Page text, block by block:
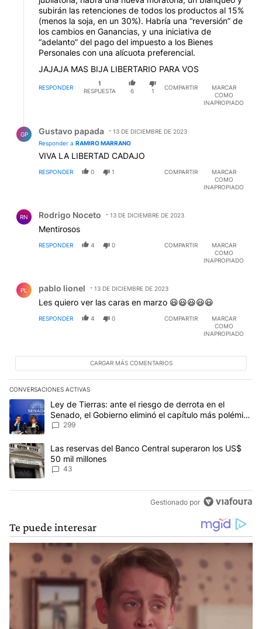
subirán las retenciones de todos los productos al 15%
(menos la soja, en un 30%). Habría una “reversión” de
los cambios en Ganancias, y una iniciativa de
“adelanto” del pago del impuesto a los Bienes
Personales con una alícuota preferencial.
JAJAJA MAS BIJA LIBERTARIO PARA VOS
RESPONDER
1
RESPUESTA
6 1
COMPARTIR
MARCAR
COMO
INAPROPIADO
GP Gustavo papada
13 DE DICIEMBRE DE 2023
Responder a RAMIRO MARRANO
VIVA LA LIBERTAD CADAJO
RESPONDER 0 1 COMPARTIR
MARCAR
COMO
INAPROPIADO
RN Rodrigo Noceto 13 DE DICIEMBRE DE 2023
Mentirosos
RESPONDER 4 0 COMPARTIR
MARCAR
COMO
INAPROPIADO
PL pablo lionel 13 DE DICIEMBRE DE 2023
Les quiero ver las caras en marzo 😃😃😃😃😃
RESPONDER 4 0 COMPARTIR
MARCAR
COMO
INAPROPIADO
CARGAR MÁS COMENTARIOS
CONVERSACIONES ACTIVAS
Este listado muestra los artículos con más comentarios en los
Un artículo de tendencia con el título "Ley de Tierras: ante el
Ley de Tierras: ante el riesgo de derrota en el
Senado, el Gobierno eliminó el capítulo más polémico
del proyecto
299
Un artículo de tendencia con el título "Las reservas del Banco
Las reservas del Banco Central superaron los US$
50 mil millones
43
Gestionado por